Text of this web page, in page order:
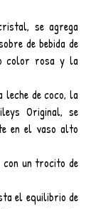
se agrega
de bebida de
color rosa y la
leche de coco, la
Original, se
en el vaso alto
con un trocito de
el equilibrio de